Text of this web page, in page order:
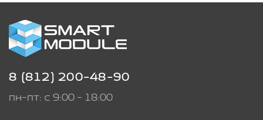
8 (812) 200-48-90
пн-пт: с 9:00 - 18:00